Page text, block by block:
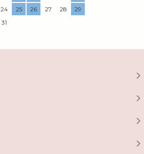
24 25 26 27 28
29
31